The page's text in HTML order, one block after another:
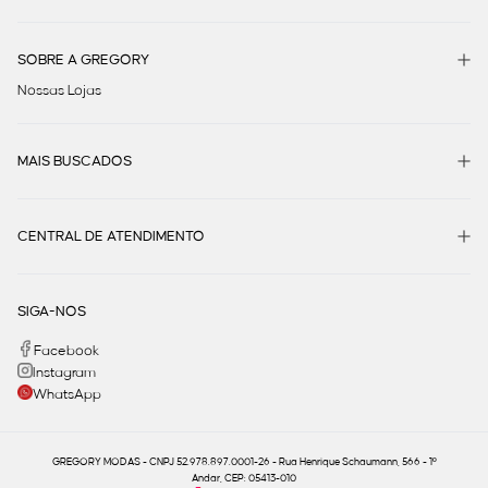
SOBRE A GREGORY
Nossas Lojas
MAIS BUSCADOS
CENTRAL DE ATENDIMENTO
SIGA-NOS
Facebook
Instagram
WhatsApp
GREGORY MODAS - CNPJ 52.978.897.0001-26 - Rua Henrique Schaumann, 566 - 1º
Andar, CEP: 05413-010